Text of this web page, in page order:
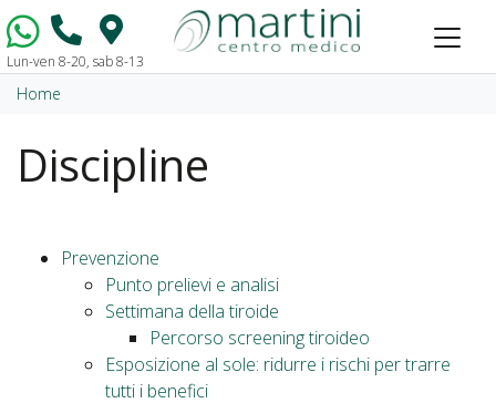
Vai al contenuto
Lun-ven 8-20, sab 8-13
Home
Discipline
Prevenzione
Punto prelievi e analisi
Settimana della tiroide
Percorso screening tiroideo
Esposizione al sole: ridurre i rischi per trarre
tutti i benefici